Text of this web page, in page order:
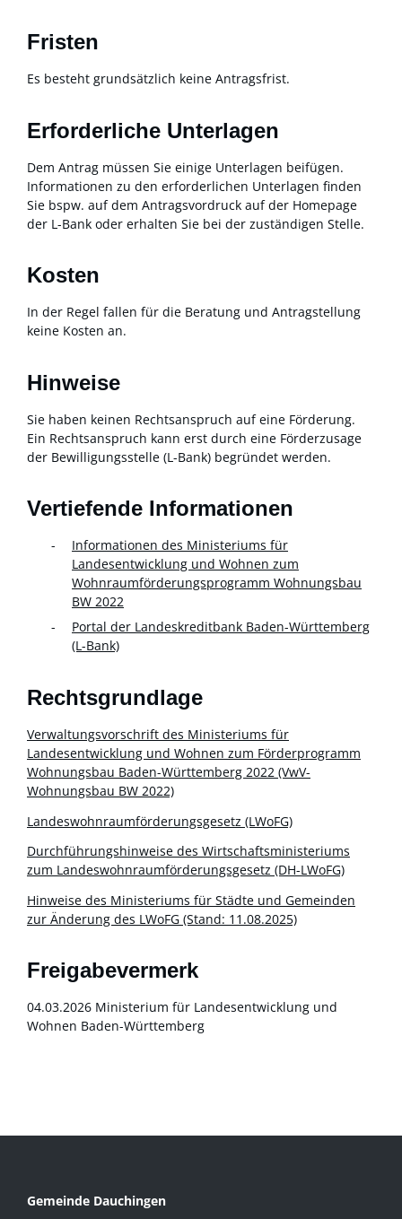
Fristen
Es besteht grundsätzlich keine Antragsfrist.
Erforderliche Unterlagen
Dem Antrag müssen Sie einige Unterlagen beifügen.
Informationen zu den erforderlichen Unterlagen finden
Sie bspw. auf dem Antragsvordruck auf der Homepage
der L-Bank oder erhalten Sie bei der zuständigen Stelle.
Kosten
In der Regel fallen für die Beratung und Antragstellung
keine Kosten an.
Hinweise
Sie haben keinen Rechtsanspruch auf eine Förderung.
Ein Rechtsanspruch kann erst durch eine Förderzusage
der Bewilligungsstelle (L-Bank) begründet werden.
Vertiefende Informationen
Informationen des Ministeriums für
Landesentwicklung und Wohnen zum
Wohnraumförderungsprogramm Wohnungsbau
BW 2022
Portal der Landeskreditbank Baden-Württemberg
(L-Bank)
Rechtsgrundlage
Verwaltungsvorschrift des Ministeriums für
Landesentwicklung und Wohnen zum Förderprogramm
Wohnungsbau Baden-Württemberg 2022 (VwV-
Wohnungsbau BW 2022)
Landeswohnraumförderungsgesetz (LWoFG)
Durchführungshinweise des Wirtschaftsministeriums
zum Landeswohnraumförderungsgesetz (DH-LWoFG)
Hinweise des Ministeriums für Städte und Gemeinden
zur Änderung des LWoFG (Stand: 11.08.2025)
Freigabevermerk
04.03.2026 Ministerium für Landesentwicklung und
Wohnen Baden-Württemberg
Gemeinde Dauchingen